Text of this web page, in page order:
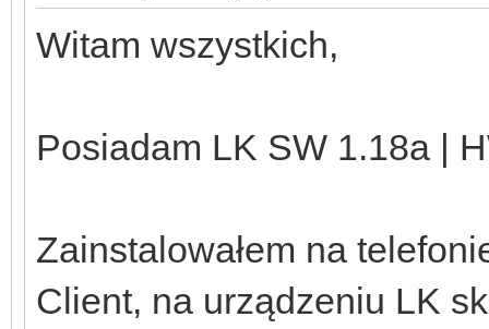
Witam wszystkich,
Posiadam LK SW 1.18a |
Zainstalowałem na
Client, na urządzeniu LK